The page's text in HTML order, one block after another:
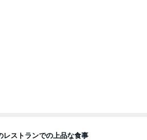
レストランでの上品な食事